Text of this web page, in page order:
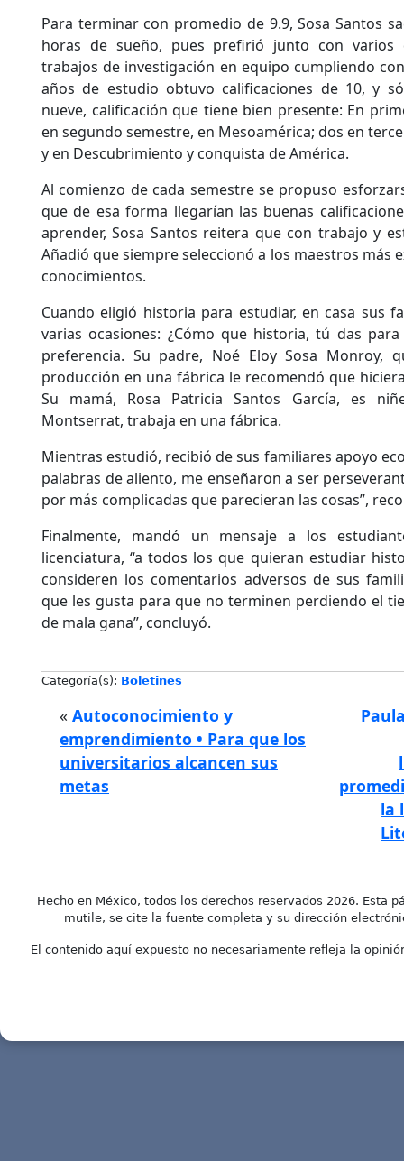
Para terminar con promedio de 9.9, Sosa Santos
horas de sueño, pues prefirió junto con varios
trabajos de investigación en equipo cumpliendo
años de estudio obtuvo calificaciones de 10, y
nueve, calificación que tiene bien presente: En
en segundo semestre, en Mesoamérica; dos en
y en Descubrimiento y conquista de América.
Al comienzo de cada semestre se propuso
que de esa forma llegarían las buenas
aprender, Sosa Santos reitera que con trabajo y
Añadió que siempre seleccionó a los maestros más
conocimientos.
Cuando eligió historia para estudiar, en casa sus
varias ocasiones: ¿Cómo que historia, tú das
preferencia. Su padre, Noé Eloy Sosa Monroy,
producción en una fábrica le recomendó que
Su mamá, Rosa Patricia Santos García, es
Montserrat, trabaja en una fábrica.
Mientras estudió, recibió de sus familiares apoyo
palabras de aliento, me enseñaron a ser
por más complicadas que parecieran las cosas”,
Finalmente, mandó un mensaje a los
licenciatura, “a todos los que quieran estudiar
consideren los comentarios adversos de sus
que les gusta para que no terminen perdiendo el
de mala gana”, concluyó.
Categoría(s): Boletines
« Autoconocimiento y
emprendimiento • Para que los
universitarios alcancen sus
metas
la
Hecho en México, todos los derechos reservados 2026. Esta
mutile, se cite la fuente completa y su dirección
El contenido aquí expuesto no necesariamente refleja la